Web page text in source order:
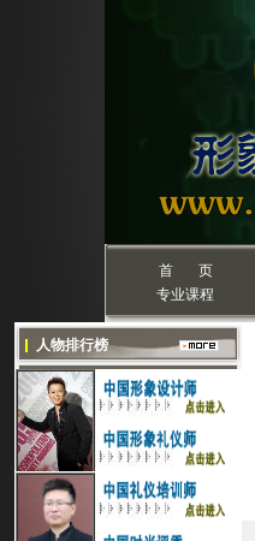
首 页
专业课程
人物排行榜